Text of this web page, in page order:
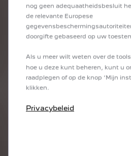
FOCAL Hi-Fi niet gemonteerd is en zonder
BUITENAFMETINGEN
Lengte: 4687 mm
Exclusief buitenspiegels
Hoogte: 1486 mm
nog geen adequaatheidsbesluit
de relevante Europese
doorgifte gebaseerd op uw
Als u meer wilt weten over de
hoe u deze kunt beheren, kunt u
raadplegen of op de knop ‘Mijn
klikken.
Privacybeleid